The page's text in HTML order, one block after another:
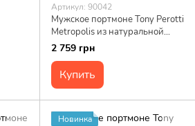
Артикул: 90042
Мужское портмоне Tony Perotti
Metropolis из натуральной
кожи 3570 (90042) Песчаное
2 759 грн
Купить
Новинка